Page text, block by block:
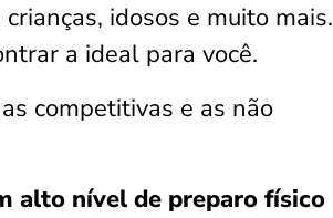
idosos e muito mais.
a ideal para você.
as competitivas e as não
alto nível de preparo físico